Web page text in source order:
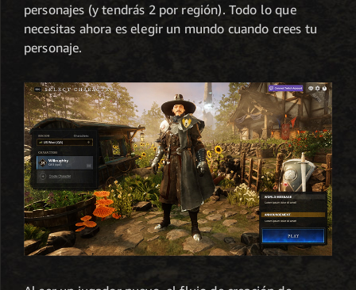
personajes (y tendrás 2 por región). Todo lo que
necesitas ahora es elegir un mundo cuando crees tu
personaje.